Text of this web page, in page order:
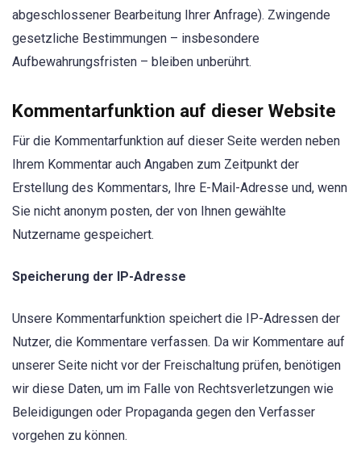
abgeschlossener Bearbeitung Ihrer Anfrage). Zwingende
gesetzliche Bestimmungen – insbesondere
Aufbewahrungsfristen – bleiben unberührt.
Kommentarfunktion auf dieser Website
Für die Kommentarfunktion auf dieser Seite werden neben
Ihrem Kommentar auch Angaben zum Zeitpunkt der
Erstellung des Kommentars, Ihre E-Mail-Adresse und, wenn
Sie nicht anonym posten, der von Ihnen gewählte
Nutzername gespeichert.
Speicherung der IP-Adresse
Unsere Kommentarfunktion speichert die IP-Adressen der
Nutzer, die Kommentare verfassen. Da wir Kommentare auf
unserer Seite nicht vor der Freischaltung prüfen, benötigen
wir diese Daten, um im Falle von Rechtsverletzungen wie
Beleidigungen oder Propaganda gegen den Verfasser
vorgehen zu können.